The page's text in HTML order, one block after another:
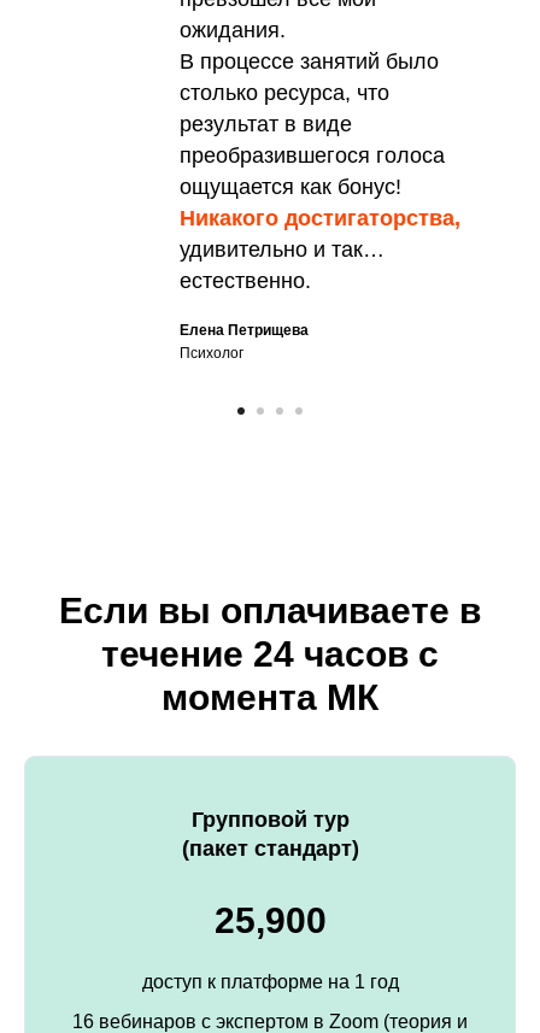
ожидания.
В процессе занятий было
столько ресурса, что
результат в виде
преобразившегося голоса
ощущается как бонус!
Никакого достигаторства,
удивительно и так…
естественно.
Елена Петрищева
Психолог
Если вы оплачиваете в
течение 24 часов с
момента МК
Групповой тур
(пакет стандарт)
25,900
доступ к платформе на 1 год
16 вебинаров с экспертом в Zoom (теория и